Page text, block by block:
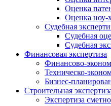
Оценка
Оценка ноу-
Судебная
Судебная
Судебная
Финансовая экспертиза
Финансово-
Техническо-
Бизнес-
Строительная
Экспертиза